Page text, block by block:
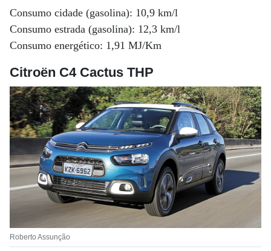
Consumo cidade (gasolina): 10,9 km/l
Consumo estrada (gasolina): 12,3 km/l
Consumo energético: 1,91 MJ/Km
Citroën C4 Cactus THP
Roberto Assunção